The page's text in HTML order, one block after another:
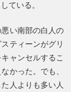
ている。
い南部の白人の
ティーンがグリ
ャンセルするこ
かった。でも、
人よりも多い人